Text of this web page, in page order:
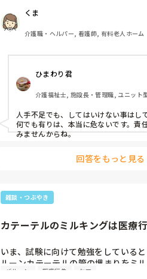
スタッフがインシュリン注射をしてい
バルーンカテーテルが入っていて浮遊
ミルキングは介護スタッフもしても良
今後も介護スタッフに医療行為をさ
事故が起きる前に回避したい。やっ
ュリン注射をしたことがあります。
くま
介護職・ヘルパー, 看護師, 有料老人ホーム
ひまわり君
介護福祉士, 施設長・管理職, ユニット
人手不足でも、してはいけない事はし
何でも有りは、本当に危ないです。責
みませんからね。
回答をもっと見る
雑談・つぶやき
カテーテルのミルキングは医療
いま、試験に向けて勉強をしている
ルーンカテーテルの管の埋まりをミ
バルーン 医療行為 ケア